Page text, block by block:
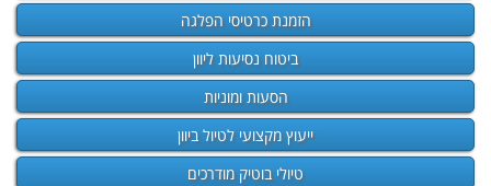
הזמנת כרטיסי הפלגה
ביטוח נסיעות ליוון
הסעות ומוניות
ייעוץ מקצועי לטיול ביוון
טיולי בוטיק מודרכים